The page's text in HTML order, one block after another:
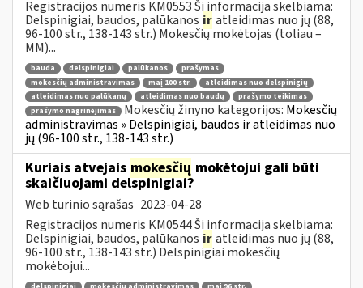
Registracijos numeris KM0553 Ši informacija skelbiama:
Delspinigiai, baudos, palūkanos iratleidimas nuo jų (88,
96-100 str., 138-143 str.) Mokesčių mokėtojas (toliau –
MM)...
bauda delspinigiai palūkanos
prašymas
mokesčių administravimas
maį 100 str.
atleidimas nuo delspinigių
atleidimas nuo palūkanų
atleidimas nuo baudų
prašymo teikimas
prašymo nagrinėjimas
Mokesčių žinyno kategorijos: Mokesčių
administravimas » Delspinigiai, baudos ir atleidimas nuo
jų (96-100 str., 138-143 str.)
Kuriais atvejais mokesčių mokėtojui gali būti
skaičiuojami delspinigiai?
Web turinio sąrašas 2023-04-28
Registracijos numeris KM0544 Ši informacija skelbiama:
Delspinigiai, baudos, palūkanos iratleidimas nuo jų (88,
96-100 str., 138-143 str.) Delspinigiai mokesčių
mokėtojui...